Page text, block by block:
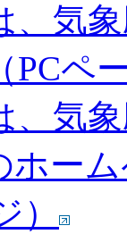
、気
PCペ
、気
ホー
）